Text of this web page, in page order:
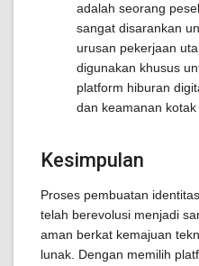
adalah seorang
sangat disarankan
urusan pekerjaan
digunakan khusus
platform hiburan
dan keamanan kotak
Kesimpulan
Proses pembuatan
telah berevolusi menjadi
aman berkat kemajuan
lunak. Dengan memilih